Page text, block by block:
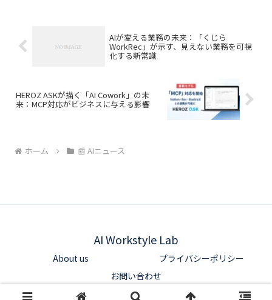
がビジネスの生産性向上に大きく貢献す
ると見ています。
AIが変える業務の未来：「くじら
WorkRec」が示す、見えない業務を可視
化する新常識
HEROZ ASKが描く「AI Cowork」の未
来：MCP対応がビジネスに与える影響
ホーム 📰 AIニュース
AI Workstyle Lab
About us
プライバシーポリシー
お問い合わせ
© 2025 AI Workstyle Lab.